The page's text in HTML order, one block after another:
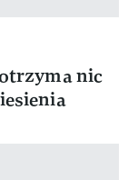
nic